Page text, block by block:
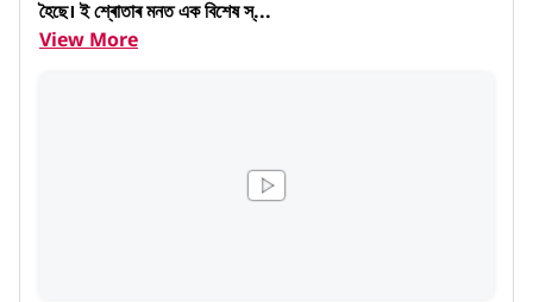
হৈছে। ই শ্ৰোতাৰ মনত এক বিশেষ স্...
View More